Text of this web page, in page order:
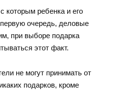
которым ребенка и его
очередь, деловые
при выборе подарка
этот факт.
не могут принимать от
подарков, кроме